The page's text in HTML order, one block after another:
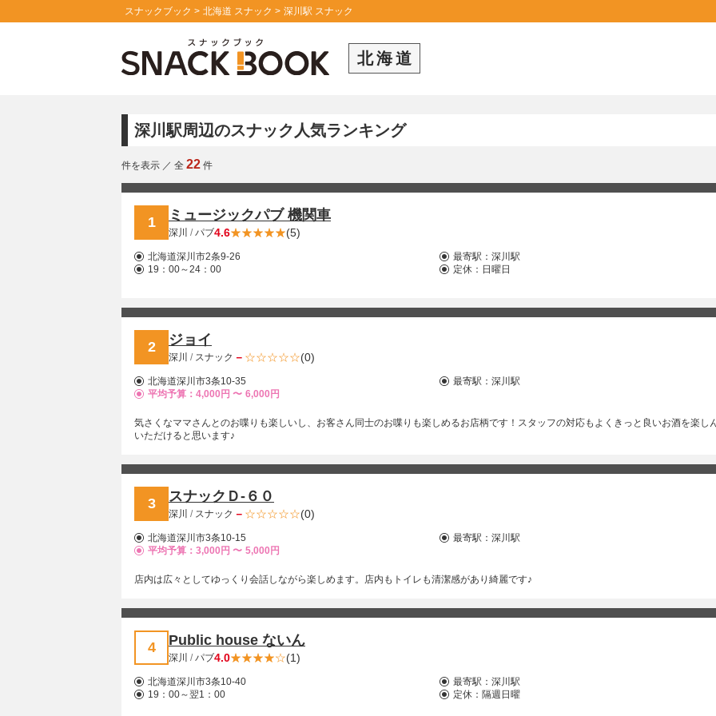
スナックブック 北海道 スナック 深川駅 スナック
北海道
深川駅周辺のスナック人気ランキング
件を表示 ／ 全 22 件
1 ミュージックパブ 機関車
深川 /パブ4.6 (5)
北海道深川市2条9-26 最寄駅： 深川駅
19：00～24：00
定休：日曜日
2 ジョイ
深川 / スナック － (0)
北海道深川市3条10-35 最寄駅： 深川駅
平均予算：4,000円 〜 6,000円
気さくなママさんとのお喋りも楽しいし、お客さん同士のお喋りも楽しめるお店柄です！スタッフの対応もよくきっと良いお酒を楽し
いただけると思います♪
3 スナックＤ-６０
深川 / スナック － (0)
北海道深川市3条10-15 最寄駅： 深川駅
平均予算：3,000円 〜 5,000円
店内は広々としてゆっくり会話しながら楽しめます。店内もトイレも清潔感があり綺麗です♪
4 Public house ないん
深川 /パブ4.0 (1)
北海道深川市3条10-40 最寄駅： 深川駅
19：00～翌1：00
定休：隔週日曜